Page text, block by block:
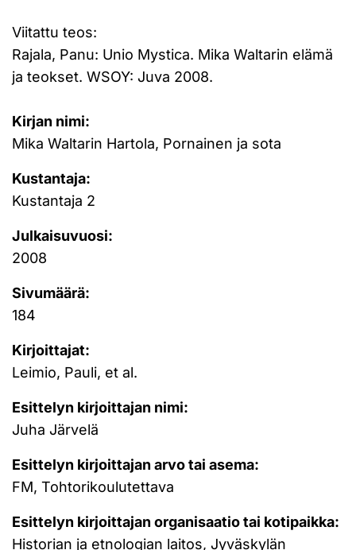
Viitattu teos:
Rajala, Panu: Unio Mystica. Mika Waltarin elämä
ja teokset. WSOY: Juva 2008.
Kirjan nimi:
Mika Waltarin Hartola, Pornainen ja sota
Kustantaja:
Kustantaja 2
Julkaisuvuosi:
2008
Sivumäärä:
184
Kirjoittajat:
Leimio, Pauli, et al.
Esittelyn kirjoittajan nimi:
Juha Järvelä
Esittelyn kirjoittajan arvo tai asema:
FM, Tohtorikoulutettava
Esittelyn kirjoittajan organisaatio tai kotipaikka:
Historian ja etnologian laitos, Jyväskylän